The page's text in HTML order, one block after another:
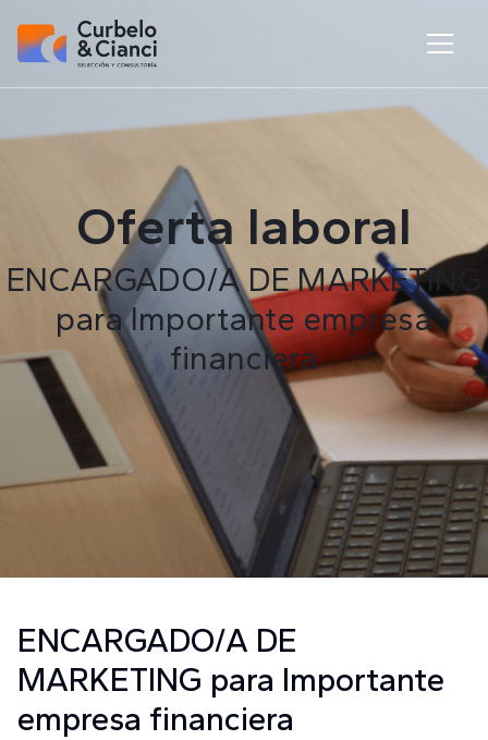
Oferta laboral
ENCARGADO/A DE MARKETING
para Importante empresa
financiera
ENCARGADO/A DE
MARKETING para Importante
empresa financiera